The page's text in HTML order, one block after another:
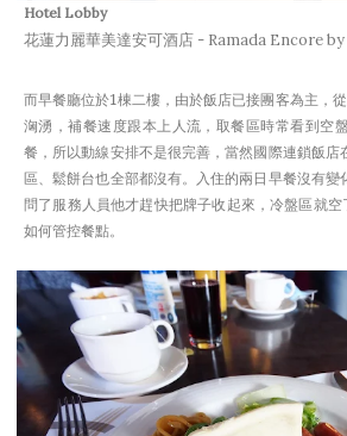
Hotel Lobby
花蓮力麗華美達安可酒店 - Ramada Encore
而早餐廳位於1棟二樓，由於飯店已接團客為主，
洶湧，補餐速度跟本上人流，取餐區時常看到空
餐，所以動線安排不是很完善，當然國際連鎖飯店
區、鬆餅台也全部都沒有。入住的兩日早餐沒有變
問了服務人員他才趕快把牌子收起來，冷盤區就
如何管控餐點。